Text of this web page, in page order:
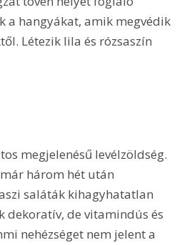
a hangyákat, amik megvédik
Létezik lila és rózsaszín
három hét után
saláták kihagyhatatlan
dekoratív, de vitamindús és
nehézséget nem jelent a